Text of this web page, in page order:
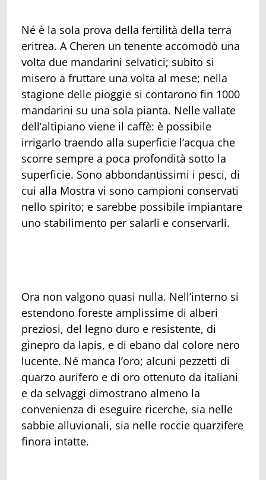
Né è la sola prova della fertilità della terra
eritrea. A Cheren un tenente accomodò una
volta due mandarini selvatici; subito si
misero a fruttare una volta al mese; nella
stagione delle pioggie si contarono fin 1000
mandarini su una sola pianta. Nelle vallate
dell’altipiano viene il caffè: è possibile
irrigarlo traendo alla superficie l’acqua che
scorre sempre a poca profondità sotto la
superficie. Sono abbondantissimi i pesci, di
cui alla Mostra vi sono campioni conservati
nello spirito; e sarebbe possibile impiantare
uno stabilimento per salarli e conservarli.
Ora non valgono quasi nulla. Nell’interno si
estendono foreste amplissime di alberi
preziosi, del legno duro e resistente, di
ginepro da lapis, e di ebano dal colore nero
lucente. Né manca l’oro; alcuni pezzetti di
quarzo aurifero e di oro ottenuto da italiani
e da selvaggi dimostrano almeno la
convenienza di eseguire ricerche, sia nelle
sabbie alluvionali, sia nelle roccie quarzifere
finora intatte.